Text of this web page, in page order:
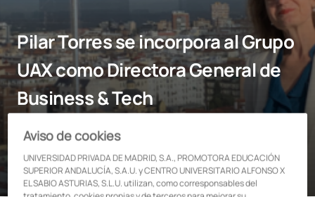
Pilar Torres se incorpora al Grupo
UAX como Directora General de
Business & Tech
Pilar Torres se incorpora al Grupo UAX como Directora
General de Business & Tech
Aviso de cookies
UNIVERSIDAD PRIVADA DE MADRID, S.A., PROMOTORA EDUCACIÓN
SUPERIOR ANDALUCÍA, S.A.U. y CENTRO UNIVERSITARIO ALFONSO X
EL SABIO ASTURIAS, S.L.U. utilizan, como corresponsables del